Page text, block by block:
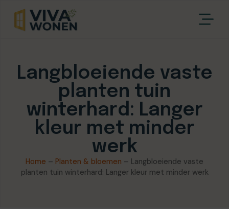
Langbloeiende vaste
planten tuin
winterhard: Langer
kleur met minder
werk
Home – Planten & bloemen – Langbloeiende vaste
planten tuin winterhard: Langer kleur met minder werk